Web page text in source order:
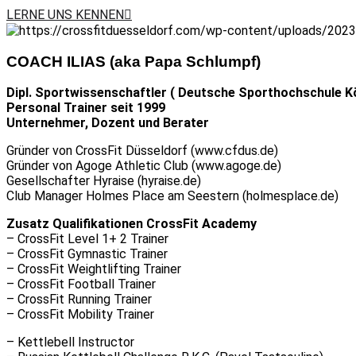
LERNE UNS KENNEN
COACH ILIAS (aka Papa Schlumpf)
Dipl. Sportwissenschaftler ( Deutsche Sporthochschule
Personal Trainer seit 1999
Unternehmer, Dozent und Berater
Gründer von CrossFit Düsseldorf (www.cfdus.de)
Gründer von Agoge Athletic Club (www.agoge.de)
Gesellschafter Hyraise (hyraise.de)
Club Manager Holmes Place am Seestern (holmesplace.de)
Zusatz Qualifikationen CrossFit Academy
– CrossFit Level 1+ 2 Trainer
– CrossFit Gymnastic Trainer
– CrossFit Weightlifting Trainer
– CrossFit Football Trainer
– CrossFit Running Trainer
– CrossFit Mobility Trainer
– Kettlebell Instructor